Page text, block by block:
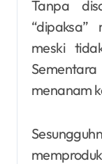
Tanpa
“dipaksa”
meski
menanam